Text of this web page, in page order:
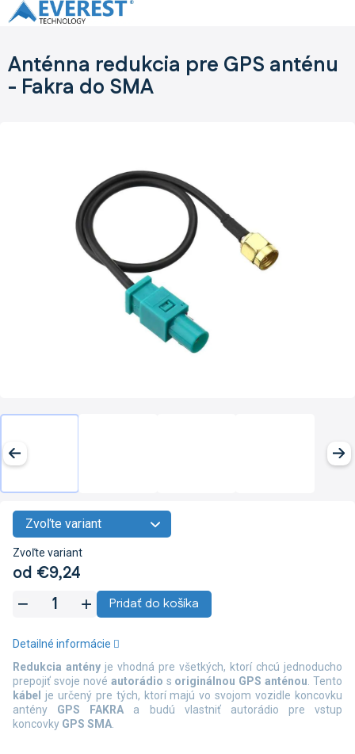
Prejsť
na
Anténna redukcia pre GPS anténu
- Fakra do SMA
od €9,24
Jednotková
Zvoľte variant
Pridať do košíka
Redukcia antény je vhodná pre všetkých, ktorí chcú jednoducho
prepojiť svoje nové autorádio s originálnou GPS anténou. Tento
kábel je určený pre tých, ktorí majú vo svojom vozidle koncovku
antény GPS FAKRA a budú vlastniť autorádio pre vstup
koncovky GPS SMA.
Detailné informácie